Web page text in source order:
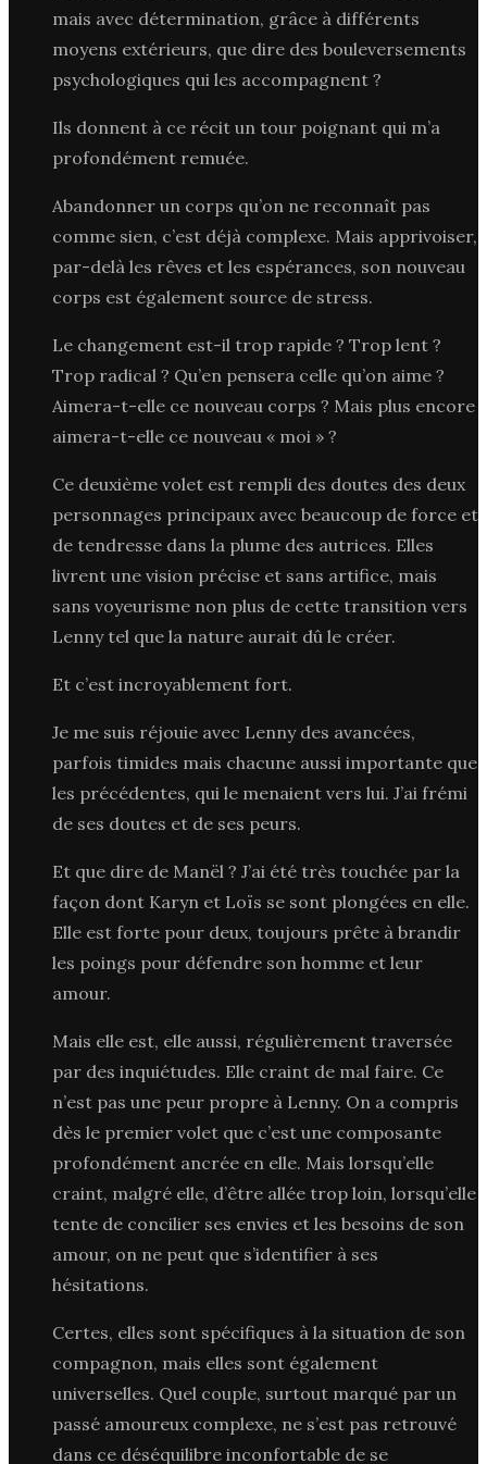
mais avec détermination, grâce à différents
moyens extérieurs, que dire des bouleversements
psychologiques qui les accompagnent ?
Ils donnent à ce récit un tour poignant qui m’a
profondément remuée.
Abandonner un corps qu’on ne reconnaît pas
comme sien, c’est déjà complexe. Mais apprivoiser,
par-delà les rêves et les espérances, son nouveau
corps est également source de stress.
Le changement est-il trop rapide ? Trop lent ?
Trop radical ? Qu’en pensera celle qu’on aime ?
Aimera-t-elle ce nouveau corps ? Mais plus encore
aimera-t-elle ce nouveau « moi » ?
Ce deuxième volet est rempli des doutes des deux
personnages principaux avec beaucoup de force et
de tendresse dans la plume des autrices. Elles
livrent une vision précise et sans artifice, mais
sans voyeurisme non plus de cette transition vers
Lenny tel que la nature aurait dû le créer.
Et c’est incroyablement fort.
Je me suis réjouie avec Lenny des avancées,
parfois timides mais chacune aussi importante que
les précédentes, qui le menaient vers lui. J’ai frémi
de ses doutes et de ses peurs.
Et que dire de Manël ? J’ai été très touchée par la
façon dont Karyn et Loïs se sont plongées en elle.
Elle est forte pour deux, toujours prête à brandir
les poings pour défendre son homme et leur
amour.
Mais elle est, elle aussi, régulièrement traversée
par des inquiétudes. Elle craint de mal faire. Ce
n’est pas une peur propre à Lenny. On a compris
dès le premier volet que c’est une composante
profondément ancrée en elle. Mais lorsqu’elle
craint, malgré elle, d’être allée trop loin, lorsqu’elle
tente de concilier ses envies et les besoins de son
amour, on ne peut que s’identifier à ses
hésitations.
Certes, elles sont spécifiques à la situation de son
compagnon, mais elles sont également
universelles. Quel couple, surtout marqué par un
passé amoureux complexe, ne s’est pas retrouvé
dans ce déséquilibre inconfortable de se